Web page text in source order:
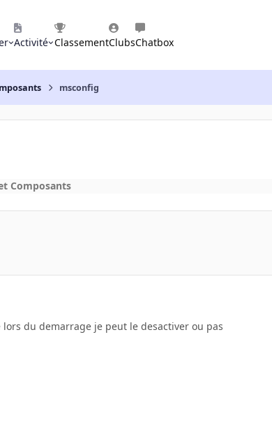
Activité ClassementClubsChatbox
msconfig
Composants
du demarrage je peut le desactiver ou pas